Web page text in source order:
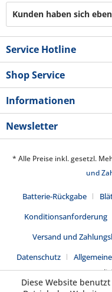
Kunden haben sich
Service Hotline
Shop Service
Informationen
Newsletter
* Alle Preise inkl. gesetzl.
und
Batterie-Rückgabe
Konditionsanforderung
Versand und
Datenschutz
Diese Website